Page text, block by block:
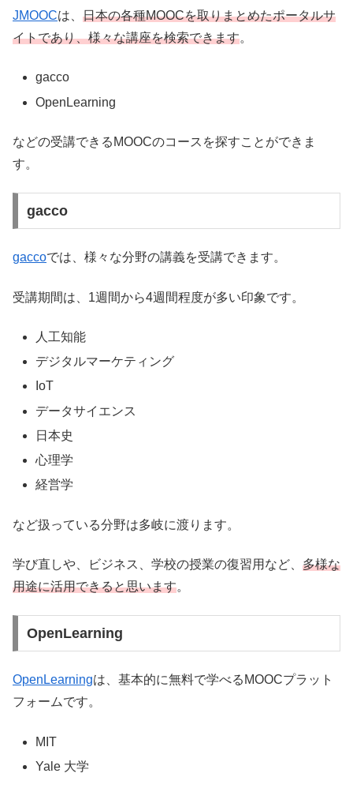
JMOOCは、 日本の各種MOOCを取りまとめたポータルサ
イトであり、様々な講座を検索できます。
gacco
OpenLearning
などの受講できるMOOCのコースを探すことができま
す。
gacco
gaccoでは、様々な分野の講義を受講できます。
受講期間は、1週間から4週間程度が多い印象です。
人工知能
デジタルマーケティング
IoT
データサイエンス
日本史
心理学
経営学
など扱っている分野は多岐に渡ります。
学び直しや、ビジネス、学校の授業の復習用など、 多様な
用途に活用できると思います。
OpenLearning
OpenLearningは、基本的に無料で学べるMOOCプラット
フォームです。
MIT
Yale 大学